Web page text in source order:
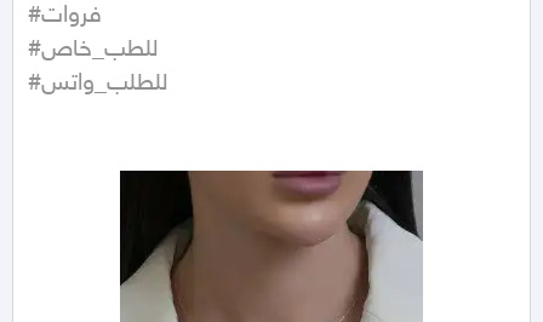
#فروات
#للطب_خاص
#للطلب_واتس